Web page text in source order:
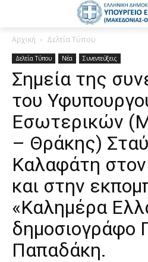
Αρχική Δελτία Τύπου
Δελτία Τύπου Νέα Συνεντεύξεις
Σημεία της
του
Εσωτερικών
– Θράκης)
Καλαφάτη
και στην
«Καλημέρα
δημοσιογράφο
Παπαδάκη.